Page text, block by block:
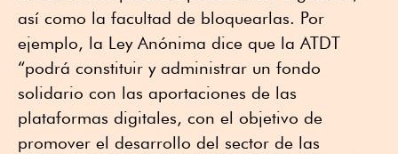
así como la facultad de bloquearlas. Por
ejemplo, la Ley Anónima dice que la ATDT
“podrá constituir y administrar un fondo
solidario con las aportaciones de las
plataformas digitales, con el objetivo de
promover el desarrollo del sector de las